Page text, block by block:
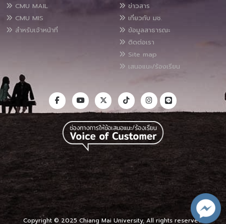
CMU MAIL
CMU MIS
สำหรับเจ้าหน้าที่
ข่าวสาร
เกี่ยวกับ มช.
ข้อมูลสาธารณะ
ติดต่อเรา
Site map
เสนอแนะ/ร้องเรียน
Copyright © 2025 Chiang Mai University, All rights reserved.